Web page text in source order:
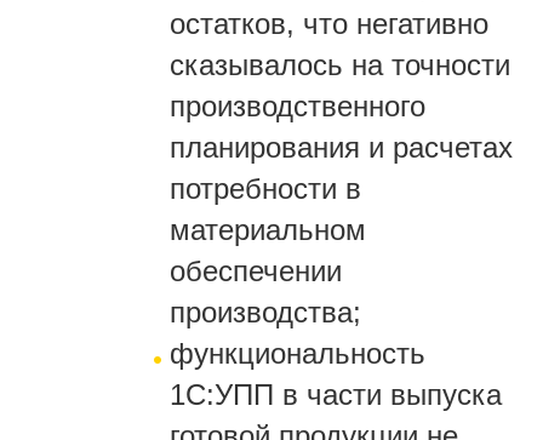
остатков, что негативно
сказывалось на точности
производственного
планирования и расчетах
потребности в
материальном
обеспечении
производства;
функциональность
1С:УПП в части выпуска